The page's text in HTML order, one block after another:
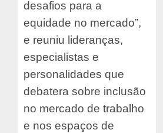
desafios para a
equidade no mercado”,
e reuniu lideranças,
especialistas e
personalidades que
debatera sobre inclusão
no mercado de trabalho
e nos espaços de